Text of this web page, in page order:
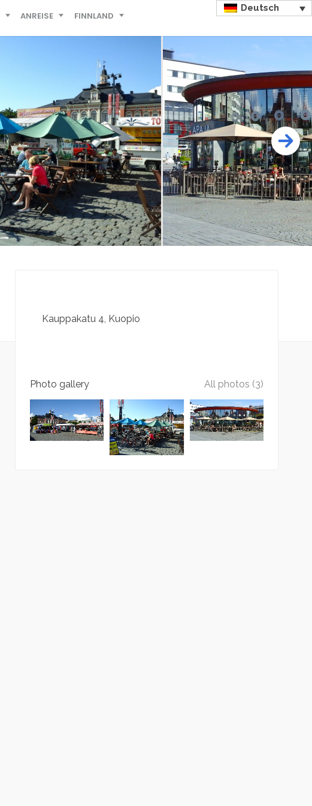
ANREISE FINNLAND
Deutsch
Kauppakatu 4 Kuopio
Photo gallery All photos (3)